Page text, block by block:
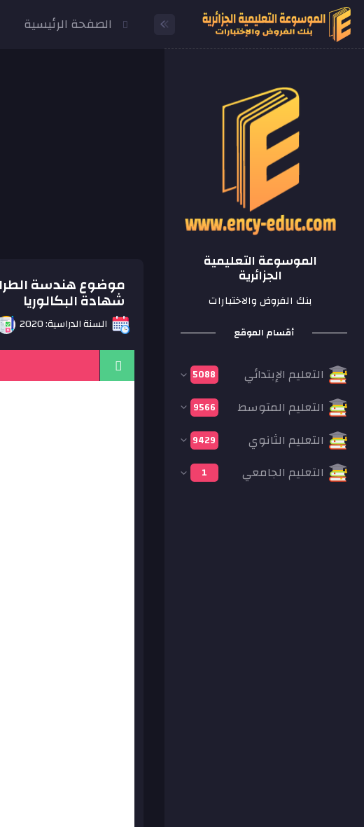
الصفحة الرئيسية
الموسوعة التعليمية
الجزائرية
بنك الفروض والاختبارات
أقسام الموقع
التعليم الإبتدائي 5088
التعليم المتوسط 9566
التعليم الثانوي 9429
التعليم الجامعي 1
شهادة البكالوريا
السنة الدراسية: 2020